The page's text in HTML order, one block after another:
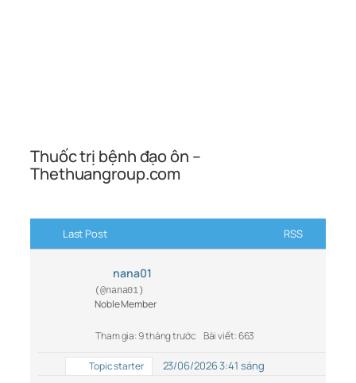
Thuốc trị bệnh đạo ôn –
Thethuangroup.com
Last Post RSS
nana01
(@nana01)
Noble Member
Tham gia: 9 tháng trước Bài viết: 663
Topic starter 23/06/2026 3:41 sáng